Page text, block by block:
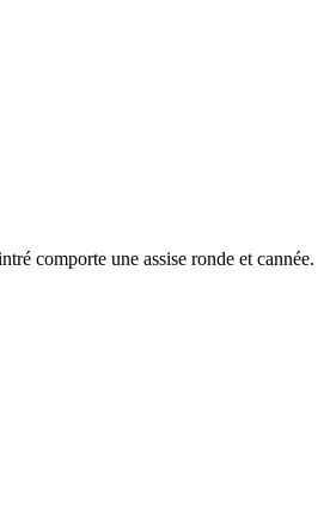
comporte une assise ronde et cannée.